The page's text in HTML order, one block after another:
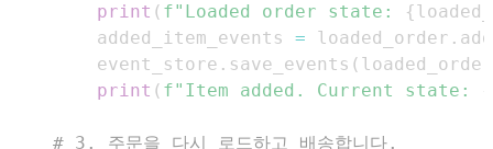
print ( f"Loaded order state: {
        added_item_events
= loaded_order .
        event_store
. save_events ( loaded_order
print ( f"Item added. Current state:
# 3. 주문을 다시 로드하고 배송합니다.